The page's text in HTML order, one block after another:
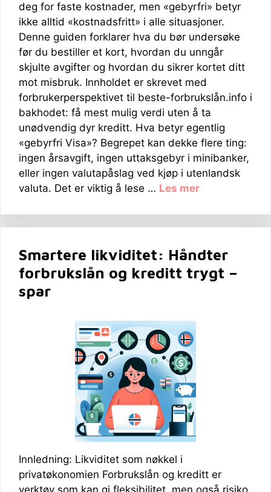
deg for faste kostnader, men «gebyrfri» betyr
ikke alltid «kostnadsfritt» i alle situasjoner.
Denne guiden forklarer hva du bør undersøke
før du bestiller et kort, hvordan du unngår
skjulte avgifter og hvordan du sikrer kortet ditt
mot misbruk. Innholdet er skrevet med
forbrukerperspektivet til beste-forbrukslån.info i
bakhodet: få mest mulig verdi uten å ta
unødvendig dyr kreditt. Hva betyr egentlig
«gebyrfri Visa»? Begrepet kan dekke flere ting:
ingen årsavgift, ingen uttaksgebyr i minibanker,
eller ingen valutapåslag ved kjøp i utenlandsk
valuta. Det er viktig å lese … Les mer
Smartere likviditet: Håndter
forbrukslån og kreditt trygt –
spar
Innledning: Likviditet som nøkkel i
privatøkonomien Forbrukslån og kreditt er
verktøy som kan gi fleksibilitet, men også risiko